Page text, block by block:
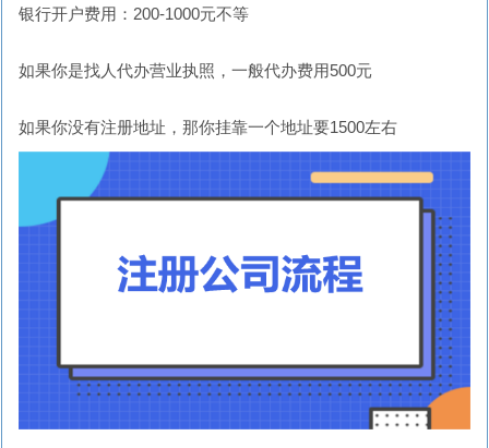
银行开户费用：200-1000元不等
如果你是找人代办营业执照，一般代办费用500元
如果你没有注册地址，那你挂靠一个地址要1500左右